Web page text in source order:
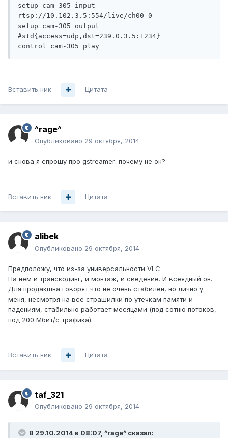
setup cam-305 input
rtsp://10.102.3.5:554/live/ch00_0
setup cam-305 output
#std{access=udp,dst=239.0.3.5:1234}
Вставить ник Цитата
^rage^
Опубликовано 29 октября, 2014
и снова я спрошу про gstreamer: почему не он?
Вставить ник Цитата
alibek
Опубликовано 29 октября, 2014
Предположу, что из-за универсальности VLC.
На нем и транскодинг, и монтаж, и сведение. И всеядный он.
Для продакшна говорят что не очень стабилен, но лично у
меня, несмотря на все страшилки по утечкам памяти и
падениям, стабильно работает месяцами (под сотню потоков,
под 200 Мбит/с трафика).
Вставить ник Цитата
taf_321
Опубликовано 29 октября, 2014
В 29.10.2014 в 08:07, ^rage^ сказал: